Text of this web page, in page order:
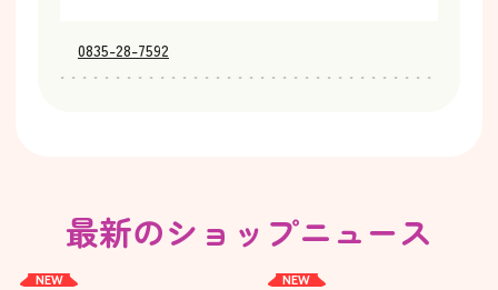
0835-28-7592
最新のショップニュース
NEW NEW